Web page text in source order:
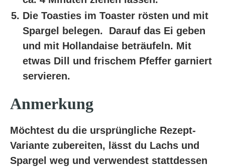
Die Toasties im Toaster rösten und mit
Spargel belegen. Darauf das Ei geben
und mit Hollandaise beträufeln. Mit
etwas Dill und frischem Pfeffer garniert
servieren.
Anmerkung
Möchtest du die ursprüngliche Rezept-
Variante zubereiten, lässt du Lachs und
Spargel weg und verwendest stattdessen